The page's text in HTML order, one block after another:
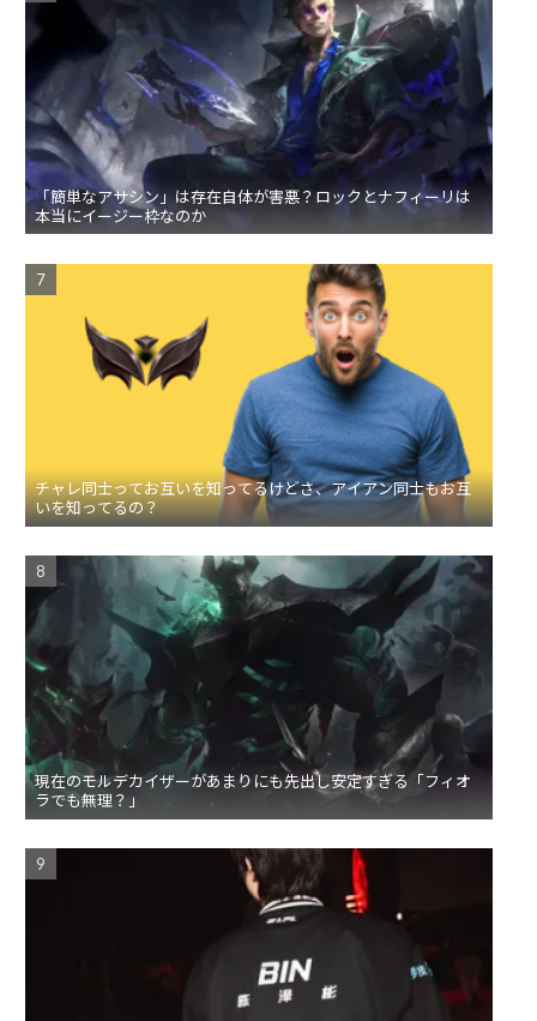
「簡単なアサシン」は存在自体が害悪？ロックとナフィーリは
本当にイージー枠なのか
チャレ同士ってお互いを知ってるけどさ、アイアン同士もお互
いを知ってるの？
現在のモルデカイザーがあまりにも先出し安定すぎる「フィオ
ラでも無理？」